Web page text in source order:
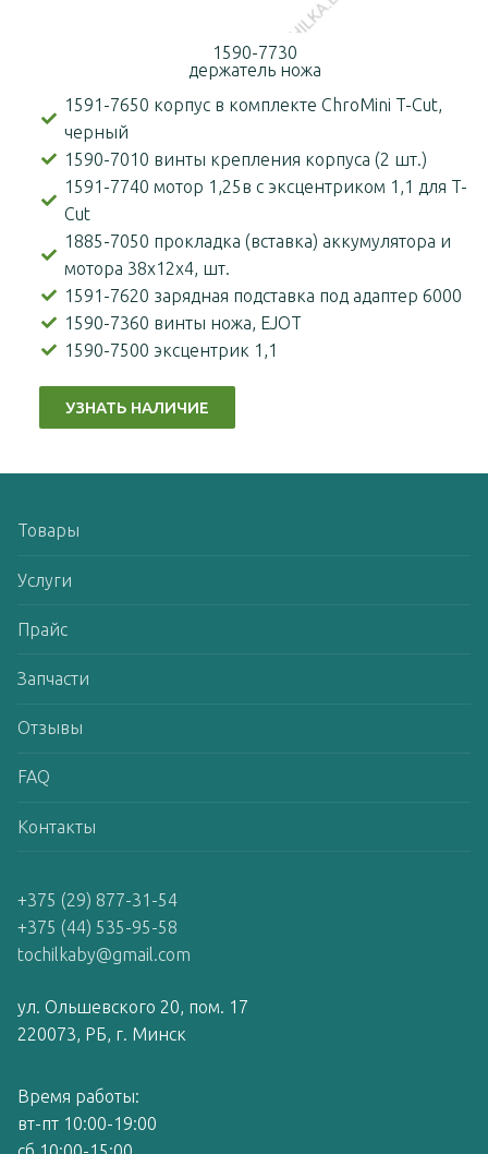
1590-7730
держатель ножа
1591-7650 корпус в комплекте ChroMini T-Cut,
черный
1590-7010 винты крепления корпуса (2 шт.)
1591-7740 мотор 1,25в с эксцентриком 1,1 для T-
Cut
1885-7050 прокладка (вставка) аккумулятора и
мотора 38x12x4, шт.
1591-7620 зарядная подставка под адаптер 6000
1590-7360 винты ножа, EJOT
1590-7500 эксцентрик 1,1
УЗНАТЬ НАЛИЧИЕ
Товары
Услуги
Прайс
Запчасти
Отзывы
FAQ
Контакты
+375 (29) 877-31-54
+375 (44) 535-95-58
tochilkaby@gmail.com
ул. Ольшевского 20, пом. 17
220073, РБ, г. Минск
Время работы:
вт-пт 10:00-19:00